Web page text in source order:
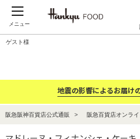
メニュー
ゲスト様
地震の影響によるお届
阪急阪神百貨店公式通販 阪急百貨店オンラ